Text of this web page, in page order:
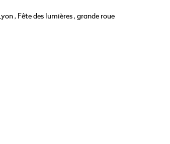
, Fête des lumières , grande roue